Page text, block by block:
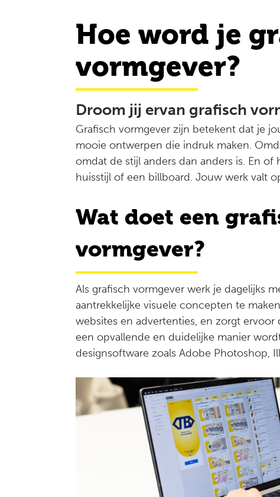
Hoe word je
vormgever?
Droom jij ervan grafisch
Grafisch vormgever zijn betekent dat je
mooie ontwerpen die indruk maken.
omdat de stijl anders dan anders is. En
huisstijl of een billboard. Jouw werk valt
Wat doet een
vormgever?
Als grafisch vormgever werk je dagelijks
aantrekkelijke visuele concepten te
websites en advertenties, en zorgt
een opvallende en duidelijke manier
designsoftware zoals Adobe Photoshop,